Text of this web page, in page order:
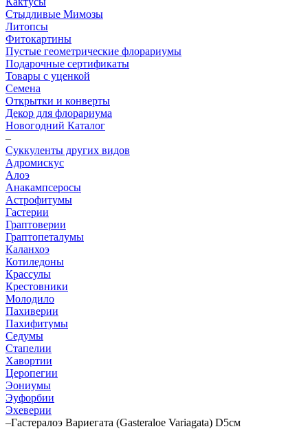
Стыдливые Мимозы
Литопсы
Фитокартины
Пустые геометрические флорариумы
Подарочные сертификаты
Товары с уценкой
Семена
Открытки и конверты
Декор для флорариума
Новогодний Каталог
–
Суккуленты других видов
Адромискус
Алоэ
Анакампсеросы
Астрофитумы
Гастерии
Граптоверии
Граптопеталумы
Каланхоэ
Котиледоны
Крассулы
Крестовники
Молодило
Пахиверии
Пахифитумы
Седумы
Стапелии
Хавортии
Церопегии
Эониумы
Эуфорбии
Эхеверии
–Гастералоэ Вариегата (Gasteraloe Variagata) D5см